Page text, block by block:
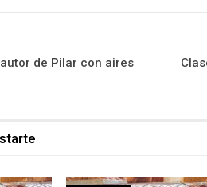
de Pilar con aires